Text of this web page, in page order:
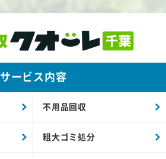
サービス内容
不用品回収
粗大ゴミ処分